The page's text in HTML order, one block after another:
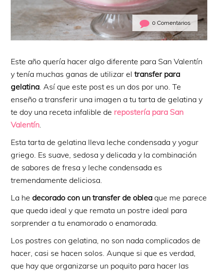
0 Comentarios
Este año quería hacer algo diferente para San Valentín
y tenía muchas ganas de utilizar eltransfer para
gelatina . Así que este post es un dos por uno. Te
enseño a transferir una imagen a tu tarta de gelatina y
te doy una receta infalible de repostería para San
Valentín
Esta tarta de gelatina lleva leche condensada y yogur
griego. Es suave, sedosa y delicada y la combinación
de sabores de fresa y leche condensada es
tremendamente deliciosa.
La hedecorado con un transfer de oblea que me parece
que queda ideal y que remata un postre ideal para
sorprender a tu enamorado o enamorada.
Los postres con gelatina, no son nada complicados de
hacer, casi se hacen solos. Aunque si que es verdad,
que hay que organizarse un poquito para hacer las